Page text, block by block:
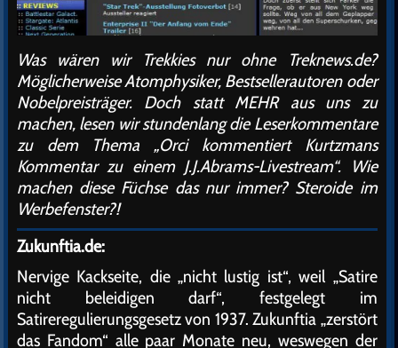
Was wären wir Trekkies nur ohne Treknews.de?
Möglicherweise Atomphysiker, Bestsellerautoren oder
Nobelpreisträger. Doch statt MEHR aus uns zu
machen, lesen wir stundenlang die Leserkommentare
zu dem Thema „Orci kommentiert Kurtzmans
Kommentar zu einem J.J.Abrams-Livestream“. Wie
machen diese Füchse das nur immer? Steroide im
Werbefenster?!
Zukunftia.de:
Nervige Kackseite, die „nicht lustig ist“, weil „Satire
nicht beleidigen darf“, festgelegt im
Satireregulierungsgesetz von 1937. Zukunftia „zerstört
das Fandom“ alle paar Monate neu, weswegen der